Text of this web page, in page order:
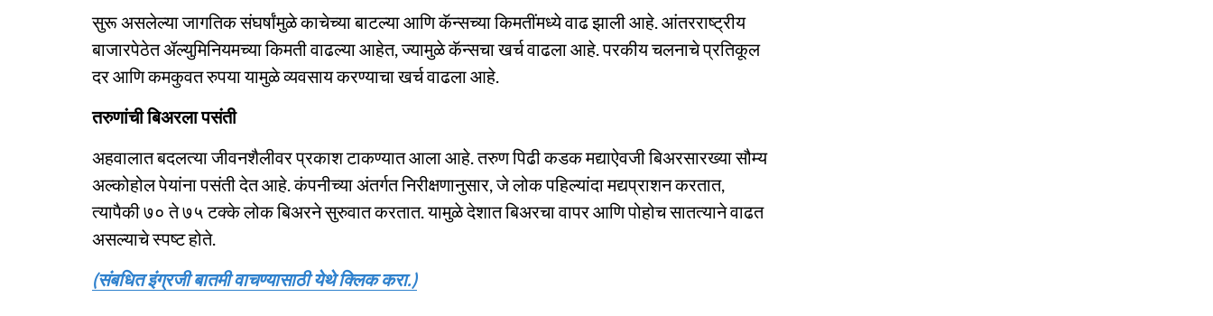
सुरू असलेल्या जागतिक संघर्षांमुळे काचेच्या बाटल्या आणि कॅन्सच्या किमतींमध्ये वाढ झाली आहे. आंतरराष्ट्रीय
बाजारपेठेत ॲल्युमिनियमच्या किमती वाढल्या आहेत, ज्यामुळे कॅन्सचा खर्च वाढला आहे. परकीय चलनाचे प्रतिकूल
दर आणि कमकुवत रुपया यामुळे व्यवसाय करण्याचा खर्च वाढला आहे.
तरुणांची बिअरला पसंती
अहवालात बदलत्या जीवनशैलीवर प्रकाश टाकण्यात आला आहे. तरुण पिढी कडक मद्याऐवजी बिअरसारख्या सौम्य
अल्कोहोल पेयांना पसंती देत आहे. कंपनीच्या अंतर्गत निरीक्षणानुसार, जे लोक पहिल्यांदा मद्यप्राशन करतात,
त्यापैकी ७० ते ७५ टक्के लोक बिअरने सुरुवात करतात. यामुळे देशात बिअरचा वापर आणि पोहोच सातत्याने वाढत
असल्याचे स्पष्ट होते.
(संबधित इंग्रजी बातमी वाचण्यासाठी येथे क्लिक करा.)